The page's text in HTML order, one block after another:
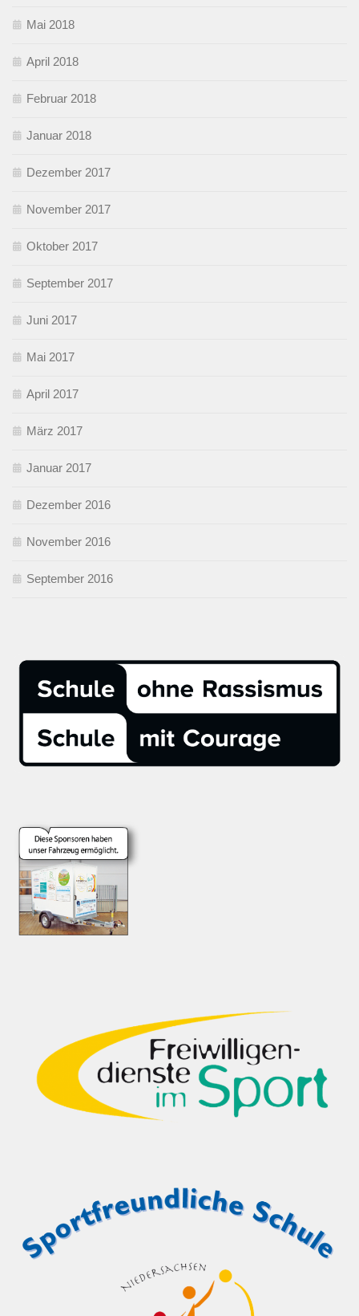
Mai 2018
April 2018
Februar 2018
Januar 2018
Dezember 2017
November 2017
Oktober 2017
September 2017
Juni 2017
Mai 2017
April 2017
März 2017
Januar 2017
Dezember 2016
November 2016
September 2016